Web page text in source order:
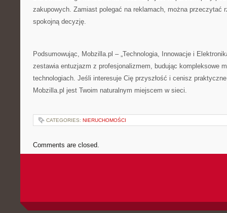
zakupowych. Zamiast polegać na reklamach, można przeczytać
spokojną decyzję.
Podsumowując, Mobzilla.pl – „Technologia, Innowacje i
zestawia entuzjazm z profesjonalizmem, budując kompleksowe
technologiach. Jeśli interesuje Cię przyszłość i cenisz
Mobzilla.pl jest Twoim naturalnym miejscem w sieci.
CATEGORIES: NIERUCHOMOŚCI
Comments are closed.